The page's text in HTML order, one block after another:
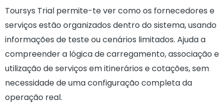
Toursys Trial permite-te ver como os fornecedores e
serviços estão organizados dentro do sistema, usando
informações de teste ou cenários limitados. Ajuda a
compreender a lógica de carregamento, associação e
utilização de serviços em itinerários e cotações, sem
necessidade de uma configuração completa da
operação real.